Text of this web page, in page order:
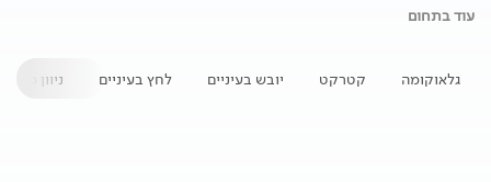
עוד בתחום
גלאוקומה קטרקט יובש בעיניים לחץ בעיניים ניוון